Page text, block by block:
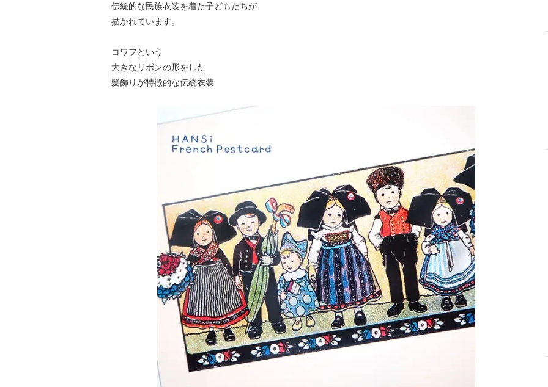
伝統的な民族衣装を着た子どもたちが
描かれています。
コワフという
大きなリボンの形をした
髪飾りが特徴的な伝統衣装